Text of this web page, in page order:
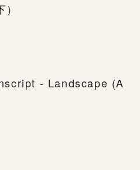
- Landscape (A